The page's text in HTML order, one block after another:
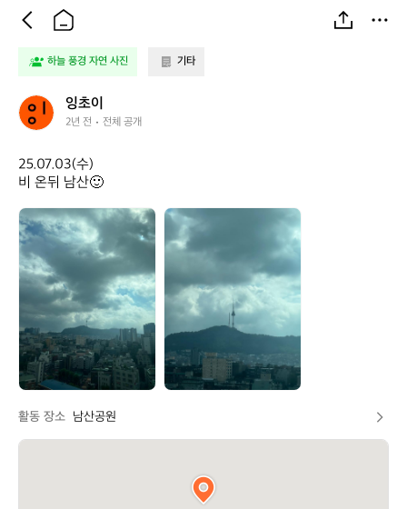
하늘 풍경 자연 사진 기타
잉
초
잉초이
2년 전 전체 공개
25.07.03(수)
비 온뒤 남산🙂
잉
초
이
잉
이
활동 장소 남산공원